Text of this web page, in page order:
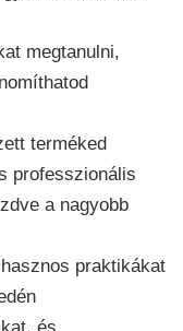
megtanulni,
terméked
professzionális
a nagyobb
praktikákat
és